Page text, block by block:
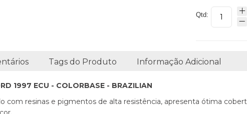
Qtd:
Tags do Produto Informação Adicional
1997 ECU - COLORBASE - BRAZILIAN
com resinas e pigmentos de alta resistência, apresenta ótima